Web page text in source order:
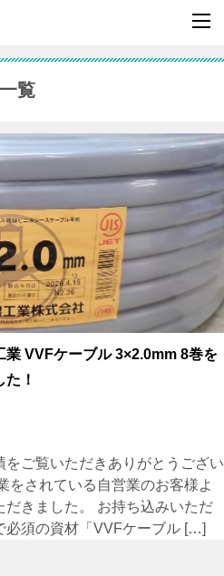
覧
業 VVFケーブル 3×2.0mm 8巻を
！
をご覧いただきありがとうござい
をされている自営業のお客様よ
だきました。 お持ち込みいただ
必須の資材「VVFケーブル […]